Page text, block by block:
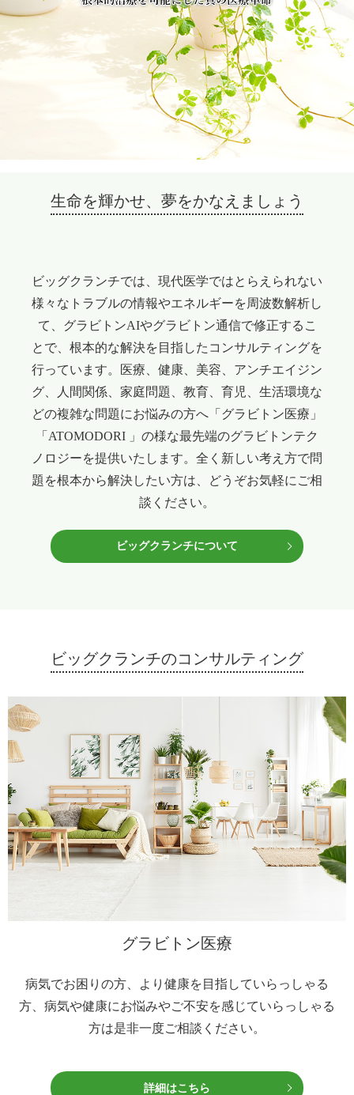
生命を輝かせ、夢をかなえましょう
ビッグクランチでは、現代医学ではとらえられない
様々なトラブルの情報やエネルギーを周波数解析し
て、 グラビトンAIやグラビトン通信で修正するこ
とで、根本的な解決を目指したコンサルティングを
行っています。
医療、健康、美容、アンチエイジン
グ、人間関係、家庭問題、教育、育児、生活環境な
どの複雑な問題にお悩みの方へ「グラビトン医療」
「ATOMODORI 」の様な最先端のグラビトンテク
ノロジーを提供いたします。 全く新しい考え方で問
題を根本から解決したい方は、どうぞお気軽にご相
談ください。
ビッグクランチについて
ビッグクランチのコンサルティング
グラビトン医療
病気でお困りの方、より健康を目指していらっしゃる
方、病気や健康にお悩みやご不安を感じていらっしゃる
方は是非一度ご相談ください。
詳細はこちら